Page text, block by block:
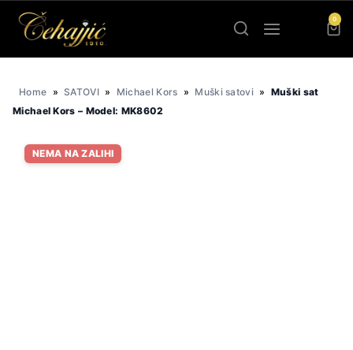
0
Home » SATOVI » Michael Kors » Muški satovi » Muški sat
Michael Kors – Model: MK8602
NEMA NA ZALIHI